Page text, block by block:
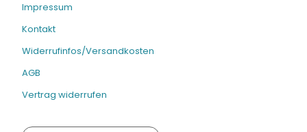
Impressum
Kontakt
Widerrufinfos/Versandkosten
AGB
Vertrag widerrufen